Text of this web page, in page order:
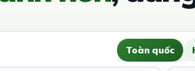
Toàn quốc